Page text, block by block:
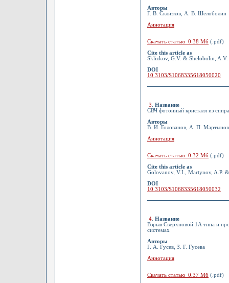
Авторы
Г. В. Склизков, А. В. Шелоболин
Аннотация
Скачать статью 0.38 Мб (.pdf)
Cite this article as
Sklizkov, G.V. & Shelobolin,
DOI
10.3103/S1068335618050020
3
Название
СВЧ фотонный кристалл из
Авторы
В. И. Голованов, А. П.
Аннотация
Скачать статью 0.32 Мб (.pdf)
Cite this article as
Golovanov, V.I., Martynov, A.P.
DOI
10.3103/S1068335618050032
4 Название
Взрыв Сверхновой 1А типа и
системах
Авторы
Г. А. Гусев, З. Г. Гусева
Аннотация
Скачать статью 0.37 Мб (.pdf)